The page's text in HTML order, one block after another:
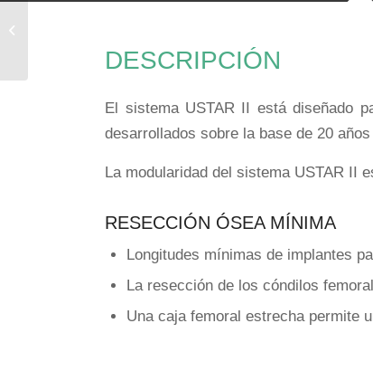
DESCRIPCIÓN
El sistema USTAR II está diseñado
desarrollados sobre la base de 20
La modularidad del sistema USTAR II
RESECCIÓN ÓSEA MÍNIMA
Longitudes mínimas de implantes
La resección de los cóndilos
Una caja femoral estrecha permite